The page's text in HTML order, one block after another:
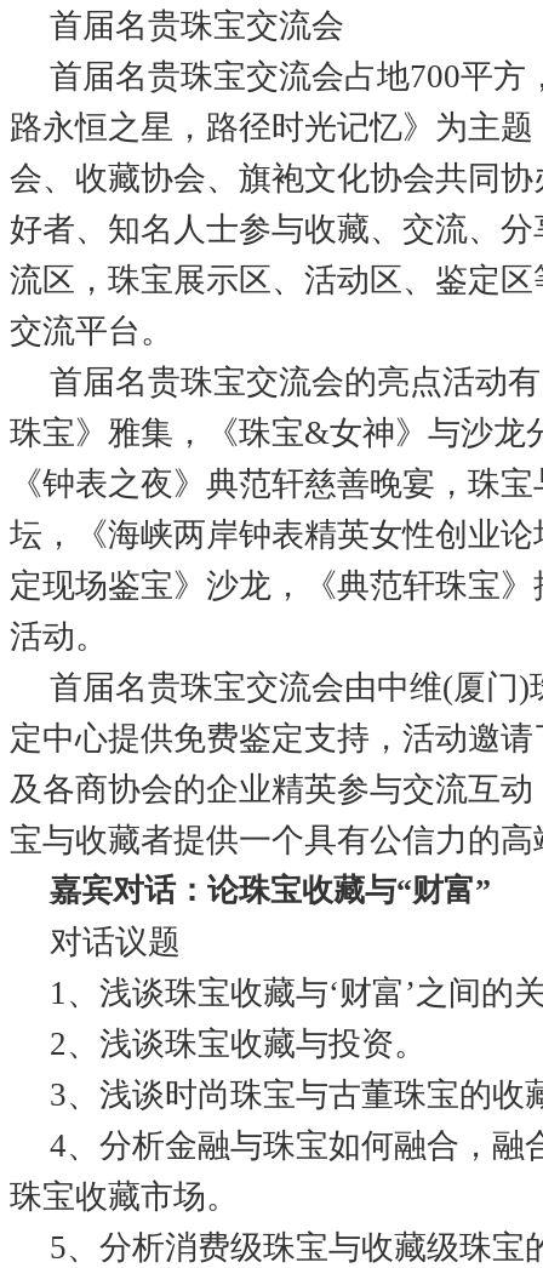
首届名贵珠宝交流会
首届名贵珠宝交流会占地700平方
路永恒之星，路径时光记忆》为主
会、收藏协会、旗袍文化协会共同
好者、知名人士参与收藏、交流、
流区，珠宝展示区、活动区、鉴定
交流平台。
首届名贵珠宝交流会的亮点活动
珠宝》雅集，《珠宝&女神》与沙龙
《钟表之夜》典范轩慈善晚宴，珠
坛，《海峡两岸钟表精英女性创业
定现场鉴宝》沙龙，《典范轩珠宝
活动。
首届名贵珠宝交流会由中维(厦门)
定中心提供免费鉴定支持，活动邀
及各商协会的企业精英参与交流互
宝与收藏者提供一个具有公信力的
嘉宾对话：论珠宝收藏与“财富”
对话议题
1、浅谈珠宝收藏与‘财富’之间的
2、浅谈珠宝收藏与投资。
3、浅谈时尚珠宝与古董珠宝的收
4、分析金融与珠宝如何融合，融
珠宝收藏市场。
5、分析消费级珠宝与收藏级珠宝